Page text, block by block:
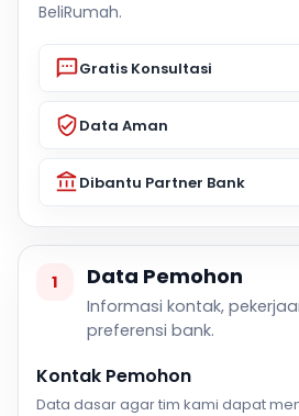
BeliRumah.
Gratis Konsultasi
Data Aman
Dibantu Partner Bank
1 Data Pemohon
Informasi kontak,
preferensi bank.
Kontak Pemohon
Data dasar agar tim kami dapat